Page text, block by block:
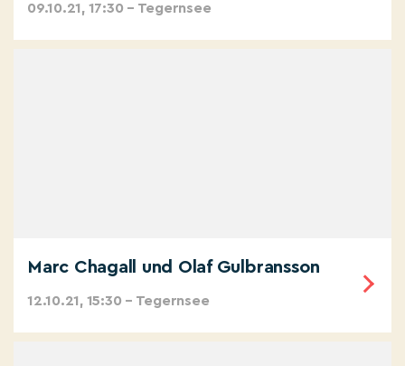
09.10.21, 17:30 – Tegernsee
Marc Chagall und Olaf Gulbransson
12.10.21, 15:30 – Tegernsee